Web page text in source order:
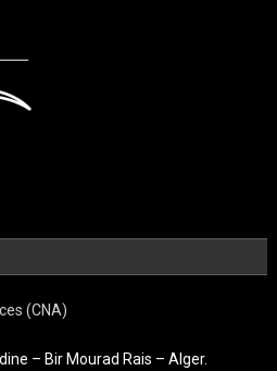
(CNA)
– Bir Mourad Rais – Alger.